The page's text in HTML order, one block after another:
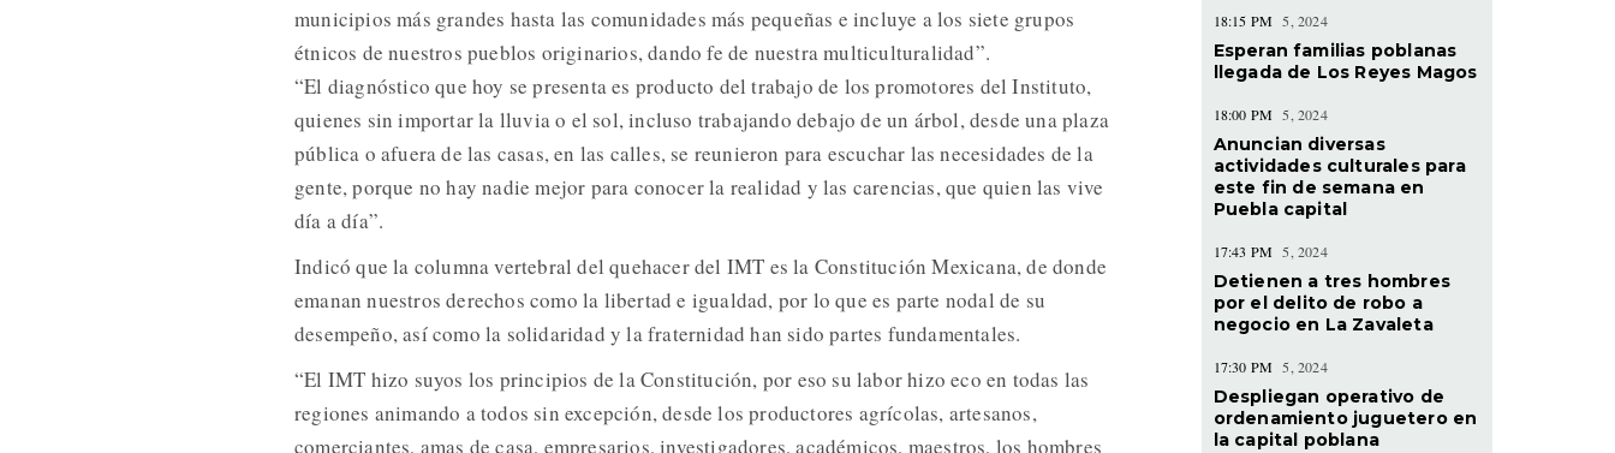
municipios más grandes hasta las comunidades más pequeñas e incluye a los siete grupos
étnicos de nuestros pueblos originarios, dando fe de nuestra multiculturalidad”.
“El diagnóstico que hoy se presenta es producto del trabajo de los promotores del Instituto,
quienes sin importar la lluvia o el sol, incluso trabajando debajo de un árbol, desde una plaza
pública o afuera de las casas, en las calles, se reunieron para escuchar las necesidades de la
gente, porque no hay nadie mejor para conocer la realidad y las carencias, que quien las vive
día a día”.
Indicó que la columna vertebral del quehacer del IMT es la Constitución Mexicana, de donde
emanan nuestros derechos como la libertad e igualdad, por lo que es parte nodal de su
desempeño, así como la solidaridad y la fraternidad han sido partes fundamentales.
“El IMT hizo suyos los principios de la Constitución, por eso su labor hizo eco en todas las
regiones animando a todos sin excepción, desde los productores agrícolas, artesanos,
comerciantes, amas de casa, empresarios, investigadores, académicos, maestros, los hombres
18:15 PM 5, 2024
Esperan familias poblanas
llegada de Los Reyes Magos
18:00 PM 5, 2024
Anuncian diversas
actividades culturales para
este fin de semana en
Puebla capital
17:43 PM 5, 2024
Detienen a tres hombres
por el delito de robo a
negocio en La Zavaleta
17:30 PM 5, 2024
Despliegan operativo de
ordenamiento juguetero en
la capital poblana